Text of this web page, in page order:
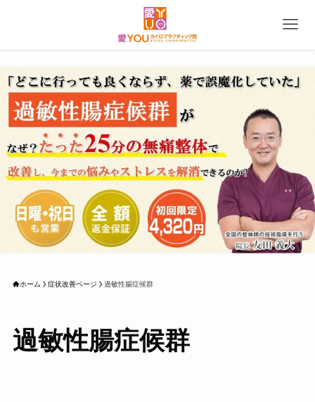
ホーム 症状改善ページ 過敏性腸症候群
過敏性腸症候群